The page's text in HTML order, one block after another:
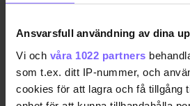
Ansvarsfull användning av dina
Vi och våra 1022 partners
som t.ex. ditt IP-nummer, och
cookies för att lagra och få tillgång